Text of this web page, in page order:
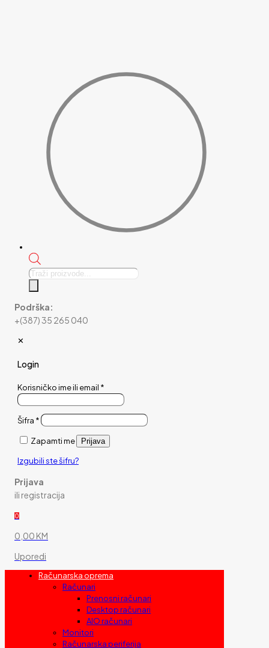
Products
Podrška:
+(387) 35 265 040
✕
Login
Korisničko ime ili email *
Šifra *
Zapamti me Prijava
Izgubili ste šifru?
Prijava
ili registracija
0
0,00 KM
Uporedi
Računarska oprema
Računari
Prenosni računari
Desktop računari
AIO računari
Monitori
Računarska periferija